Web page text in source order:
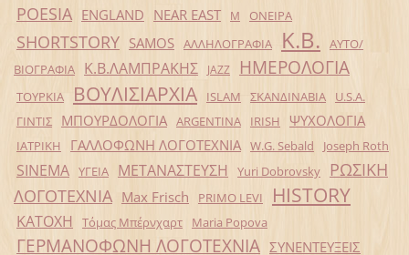
POESIA ENGLAND NEAR EAST Μ ΟΝΕΙΡΑ
SHORTSTORY SAMOS ΑΛΛΗΛΟΓΡΑΦΙΑ Κ.Β.
ΑΥΤΟ/
ΒΙΟΓΡΑΦΙΑ
Κ.Β.ΛΑΜΠΡΑΚΗΣ JAZZ ΗΜΕΡΟΛΟΓΙΑ
ΤΟΥΡΚΙΑ ΒΟΥΛΙΣΙΑΡΧΙΑ ISLAM ΣΚΑΝΔΙΝΑΒΙΑ
U.S.A.
ΓΙΝΤΙΣ
ΜΠΟΥΡΔΟΛΟΓΙΑ ARGENTINA IRISH ΨΥΧΟΛΟΓΙΑ
ΙΑΤΡΙΚΗ ΓΑΛΛΟΦΩΝΗ ΛΟΓΟΤΕΧΝΙΑ W.G. Sebald Joseph Roth
SINEMA ΥΓΕΙΑ ΜΕΤΑΝΑΣΤΕΥΣΗ Yuri Dobrovsky
ΡΩΣΙΚΗ
ΛΟΓΟΤΕΧΝΙΑ Max Frisch PRIMO LEVI HISTORY
ΚΑΤΟΧΗ Τόμας Μπέρνχαρτ Maria Popova
ΓΕΡΜΑΝΟΦΩΝΗ ΛΟΓΟΤΕΧΝΙΑ ΣΥΝΕΝΤΕΥΞΕΙΣ